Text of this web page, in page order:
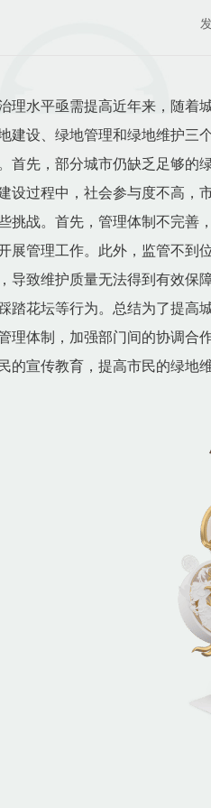
理水平亟需提高近年来，随
建设、绿地管理和绿地维护三
首先，部分城市仍缺乏足够的
设过程中，社会参与度不高，
挑战。首先，管理体制不完善
展管理工作。此外，监管不到
导致维护质量无法得到有效
踏花坛等行为。总结为了提高
理体制，加强部门间的协调合
的宣传教育，提高市民的绿地维